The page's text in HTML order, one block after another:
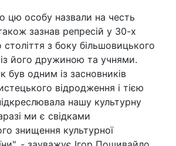
цю особу назвали на честь
зазнав репресій у 30-х
з боку більшовицького
його дружиною та учнями.
був одним із засновників
відродження і тією
нашу культурну
ми є свідками
знищення культурної